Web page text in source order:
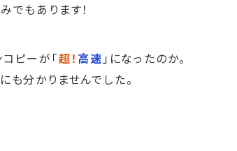
でもあります！
ピーが「超！ 高速 」になったのか。
も分かりませんでした。